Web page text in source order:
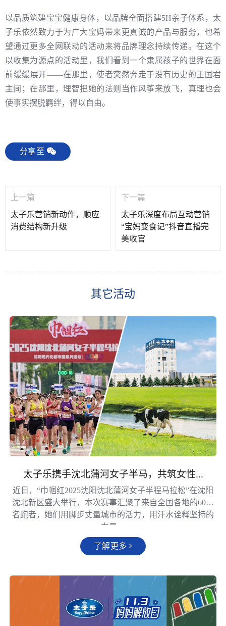
以品质筑建宝宝健康身体，以品牌全面搭建5H亲子体系，太
子乐依然致力于为广大宝妈带来更真诚的产品与服务，也希
望通过更多全网联动的活动来将品牌理念持续传递。在这个
以收集为源点的活动里，我们看到一个隶属孩子的世界在面
前缓缓展开——在那里，使者突然奔走于没有历史的王国君
主间；在那里，理智把她的法则当作风筝来放飞，真理也会
使事实摆脱羁绊，得以自由。
分享至
上一篇
太子乐营销新动作，顺应
消费结构新升级
下一篇
太子乐深度布局互动营销
“宝妈变食记”抖音直播完
美收官
其它活动
太子乐携手沈北蒲河女子半马，共筑女性...
近日，“巾帼红2025沈阳沈北蒲河女子半程马拉松”在沈阳
沈北新区盛大举行，本次赛事汇聚了来自全国各地的6000
名跑者，她们用脚步丈量城市的活力，用汗水诠释坚持的
力量。
了解更多